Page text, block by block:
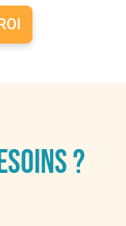
?